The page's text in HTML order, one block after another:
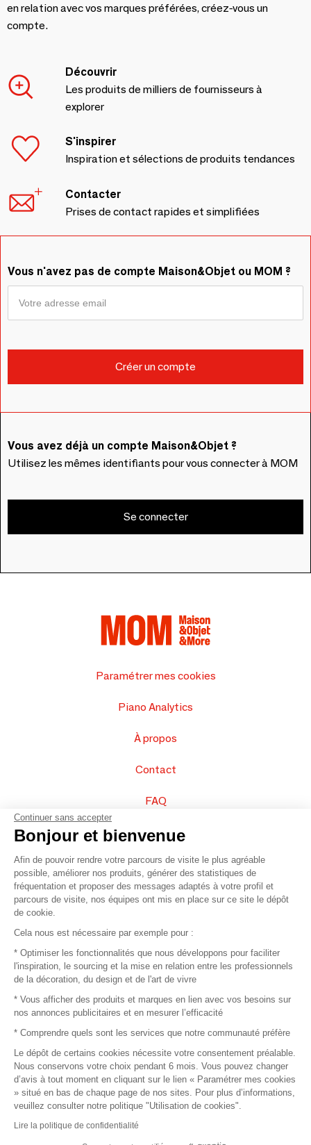
en relation avec vos marques préférées, créez-vous un
compte.
Découvrir
Les produits de milliers de fournisseurs à
explorer
S'inspirer
Inspiration et sélections de produits tendances
Contacter
Prises de contact rapides et simplifiées
Vous n'avez pas de compte Maison&Objet ou MOM ?
Vous avez déjà un compte Maison&Objet ?
Utilisez les mêmes identifiants pour vous connecter à MOM
Se connecter
Paramétrer mes cookies
Piano Analytics
À propos
Contact
FAQ
Vendez vos produits
Plan du site
© 2016 –Organisation SAFI
Recrutement
Mentions légales
Conditions commerciales
Continuer sans accepter
Bonjour et bienvenue
Afin de pouvoir rendre votre parcours de visite le plus agréable
possible, améliorer nos produits, générer des statistiques de
fréquentation et proposer des messages adaptés à votre profil et
parcours de visite, nos équipes ont mis en place sur ce site le dépôt
de cookie.
Cela nous est nécessaire par exemple pour :
* Optimiser les fonctionnalités que nous développons pour faciliter
l'inspiration, le sourcing et la mise en relation entre les professionnels
de la décoration, du design et de l'art de vivre
* Vous afficher des produits et marques en lien avec vos besoins sur
nos annonces publicitaires et en mesurer l’efficacité
* Comprendre quels sont les services que notre communauté préfère
Le dépôt de certains cookies nécessite votre consentement préalable.
Nous conservons votre choix pendant 6 mois. Vous pouvez changer
d’avis à tout moment en cliquant sur le lien « Paramétrer mes cookies
» situé en bas de chaque page de nos sites. Pour plus d’informations,
veuillez consulter notre politique "Utilisation de cookies".
Lire la politique de confidentialité